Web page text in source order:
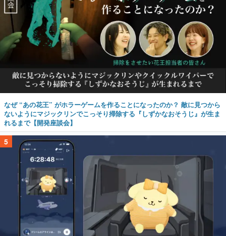
なぜ “あの花王” がホラーゲームを作ることになったのか？ 敵に見つから
ないようにマジックリンでこっそり掃除する『しずかなおそうじ』が生ま
れるまで【開発座談会】
5